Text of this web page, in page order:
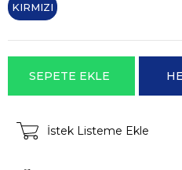
KIRMIZI
İstek Listeme Ekle